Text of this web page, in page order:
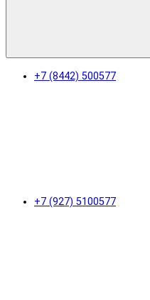
+7 (8442) 500577
+7 (927) 5100577